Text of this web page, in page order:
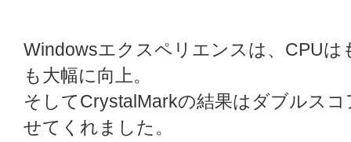
Windowsエクスペリエンスは、CPU
も大幅に向上。
そしてCrystalMarkの結果はダブルス
せてくれました。